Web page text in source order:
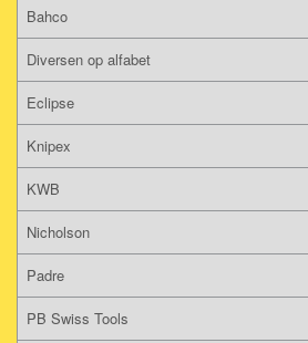
Bahco
Diversen op alfabet
Eclipse
Knipex
KWB
Nicholson
Padre
PB Swiss Tools